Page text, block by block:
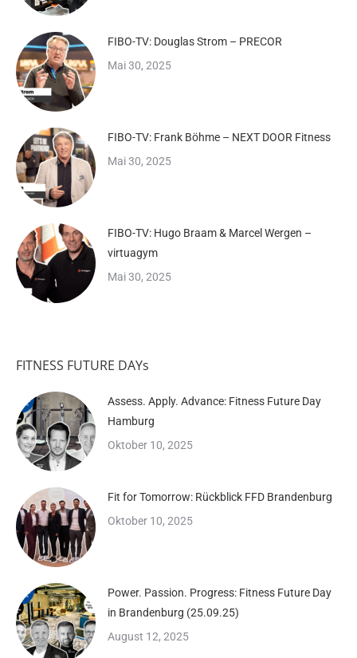
FIBO-TV: Douglas Strom – PRECOR
Mai 30, 2025
FIBO-TV: Frank Böhme – NEXT DOOR Fitness
Mai 30, 2025
FIBO-TV: Hugo Braam & Marcel Wergen –
virtuagym
Mai 30, 2025
FITNESS FUTURE DAYs
Assess. Apply. Advance: Fitness Future Day
Hamburg
Oktober 10, 2025
Fit for Tomorrow: Rückblick FFD Brandenburg
Oktober 10, 2025
Power. Passion. Progress: Fitness Future Day
in Brandenburg (25.09.25)
August 12, 2025